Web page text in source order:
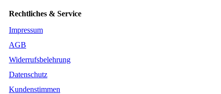
Rechtliches & Service
Impressum
AGB
Widerrufsbelehrung
Datenschutz
Kundenstimmen